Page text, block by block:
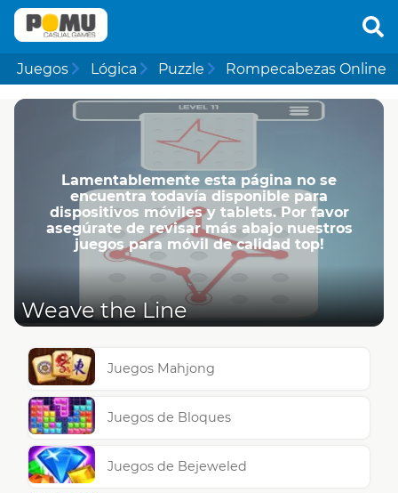
Juegos Lógica Puzzle Rompecabezas Online
Lamentablemente esta página no se
encuentra todavía disponible para
dispositivos móviles y tablets. Por favor
asegúrate de revisar más abajo nuestros
juegos para móvil de calidad top!
Weave the Line
Juegos Mahjong
Juegos de Bloques
Juegos de Bejeweled